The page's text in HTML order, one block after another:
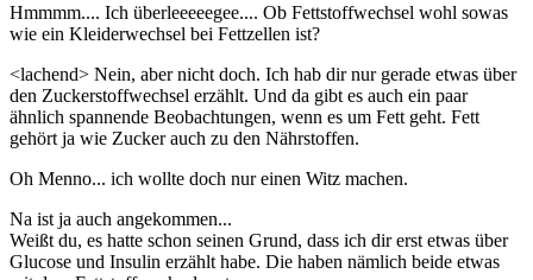
Hmmmm.... Ich überleeeeegee.... Ob Fettstoffwechsel wohl sowas
wie ein Kleiderwechsel bei Fettzellen ist?
<lachend> Nein, aber nicht doch. Ich hab dir nur gerade etwas über
den Zuckerstoffwechsel erzählt. Und da gibt es auch ein paar
ähnlich spannende Beobachtungen, wenn es um Fett geht. Fett
gehört ja wie Zucker auch zu den Nährstoffen.
Oh Menno... ich wollte doch nur einen Witz machen.
Na ist ja auch angekommen...
Weißt du, es hatte schon seinen Grund, dass ich dir erst etwas über
Glucose und Insulin erzählt habe. Die haben nämlich beide etwas